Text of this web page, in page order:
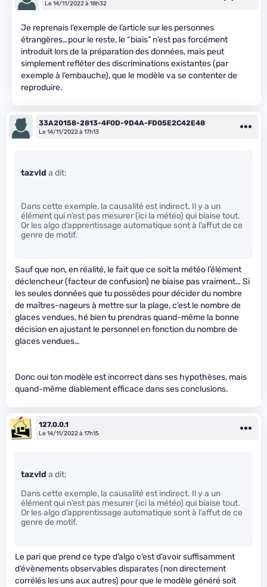
Le 14/11/2022 à 18h32
Je reprenais l’exemple de l’article sur les personnes
étrangères…pour le reste, le “biais” n’est pas forcément
introduit lors de la préparation des données, mais peut
simplement refléter des discriminations existantes (par
exemple à l’embauche), que le modèle va se contenter de
reproduire.
33A20158-2813-4F0D-9D4A-FD05E2C42E48
Le 14/11/2022 à 17h13
tazvld a dit:
Dans cette exemple, la causalité est indirect. Il y a un
élément qui n’est pas mesurer (ici la météo) qui biaise tout.
Or les algo d’apprentissage automatique sont à l’affut de ce
genre de motif.
Sauf que non, en réalité, le fait que ce soit la météo l’élément
déclencheur (facteur de confusion) ne biaise pas vraiment… Si
les seules données que tu possèdes pour décider du nombre
de maîtres-nageurs à mettre sur la plage, c’est le nombre de
glaces vendues, hé bien tu prendras quand-même la bonne
décision en ajustant le personnel en fonction du nombre de
glaces vendues…
Donc oui ton modèle est incorrect dans ses hypothèses, mais
quand-même diablement efficace dans ses conclusions.
127.0.0.1
Le 14/11/2022 à 17h15
tazvld a dit:
Dans cette exemple, la causalité est indirect. Il y a un
élément qui n’est pas mesurer (ici la météo) qui biaise tout.
Or les algo d’apprentissage automatique sont à l’affut de ce
genre de motif.
Le pari que prend ce type d’algo c’est d’avoir suffisamment
d’évènements observables disparates (non directement
corrélés les uns aux autres) pour que le modèle généré soit